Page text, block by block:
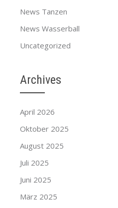
News Tanzen
News Wasserball
Uncategorized
Archives
April 2026
Oktober 2025
August 2025
Juli 2025
Juni 2025
März 2025